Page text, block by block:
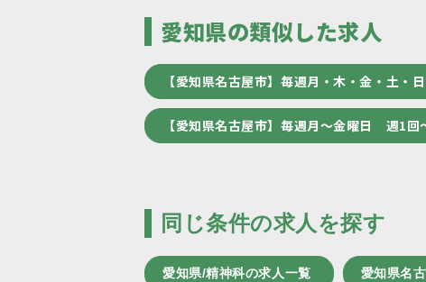
愛知県の類似した求人
【愛知県名古屋市】毎週月・木・金・土
【愛知県名古屋市】毎週月～金曜日
同じ条件の求人を探す
愛知県/精神科の求人一覧 愛知県名